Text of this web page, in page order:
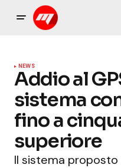
NEWS
Addio al
sistema
fino a
superiore
Il sistema proposto